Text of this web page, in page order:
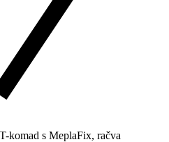
komad s MeplaFix, račva